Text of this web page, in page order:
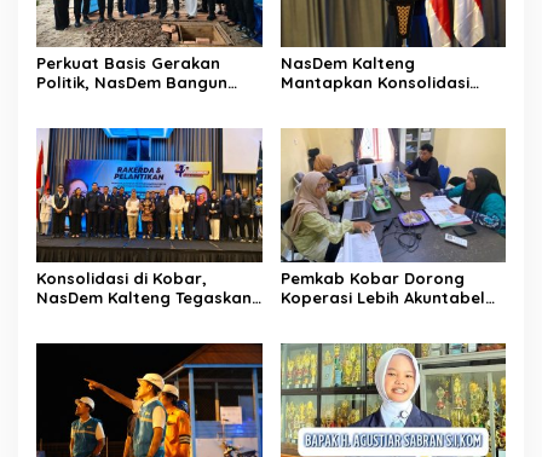
Perkuat Basis Gerakan
Politik, NasDem Bangun
NasDem Kalteng
Mantapkan Konsolidasi
Konsolidasi di Kobar,
NasDem Kalteng Tegaskan
Pemkab Kobar Dorong
Koperasi Lebih Akuntabel